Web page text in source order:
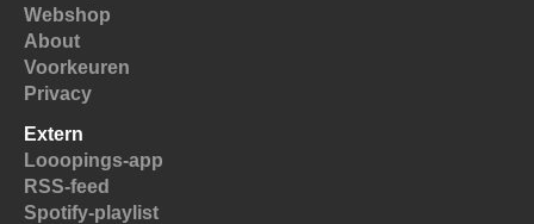
Webshop
About
Voorkeuren
Privacy
Extern
Looopings-app
RSS-feed
Spotify-playlist